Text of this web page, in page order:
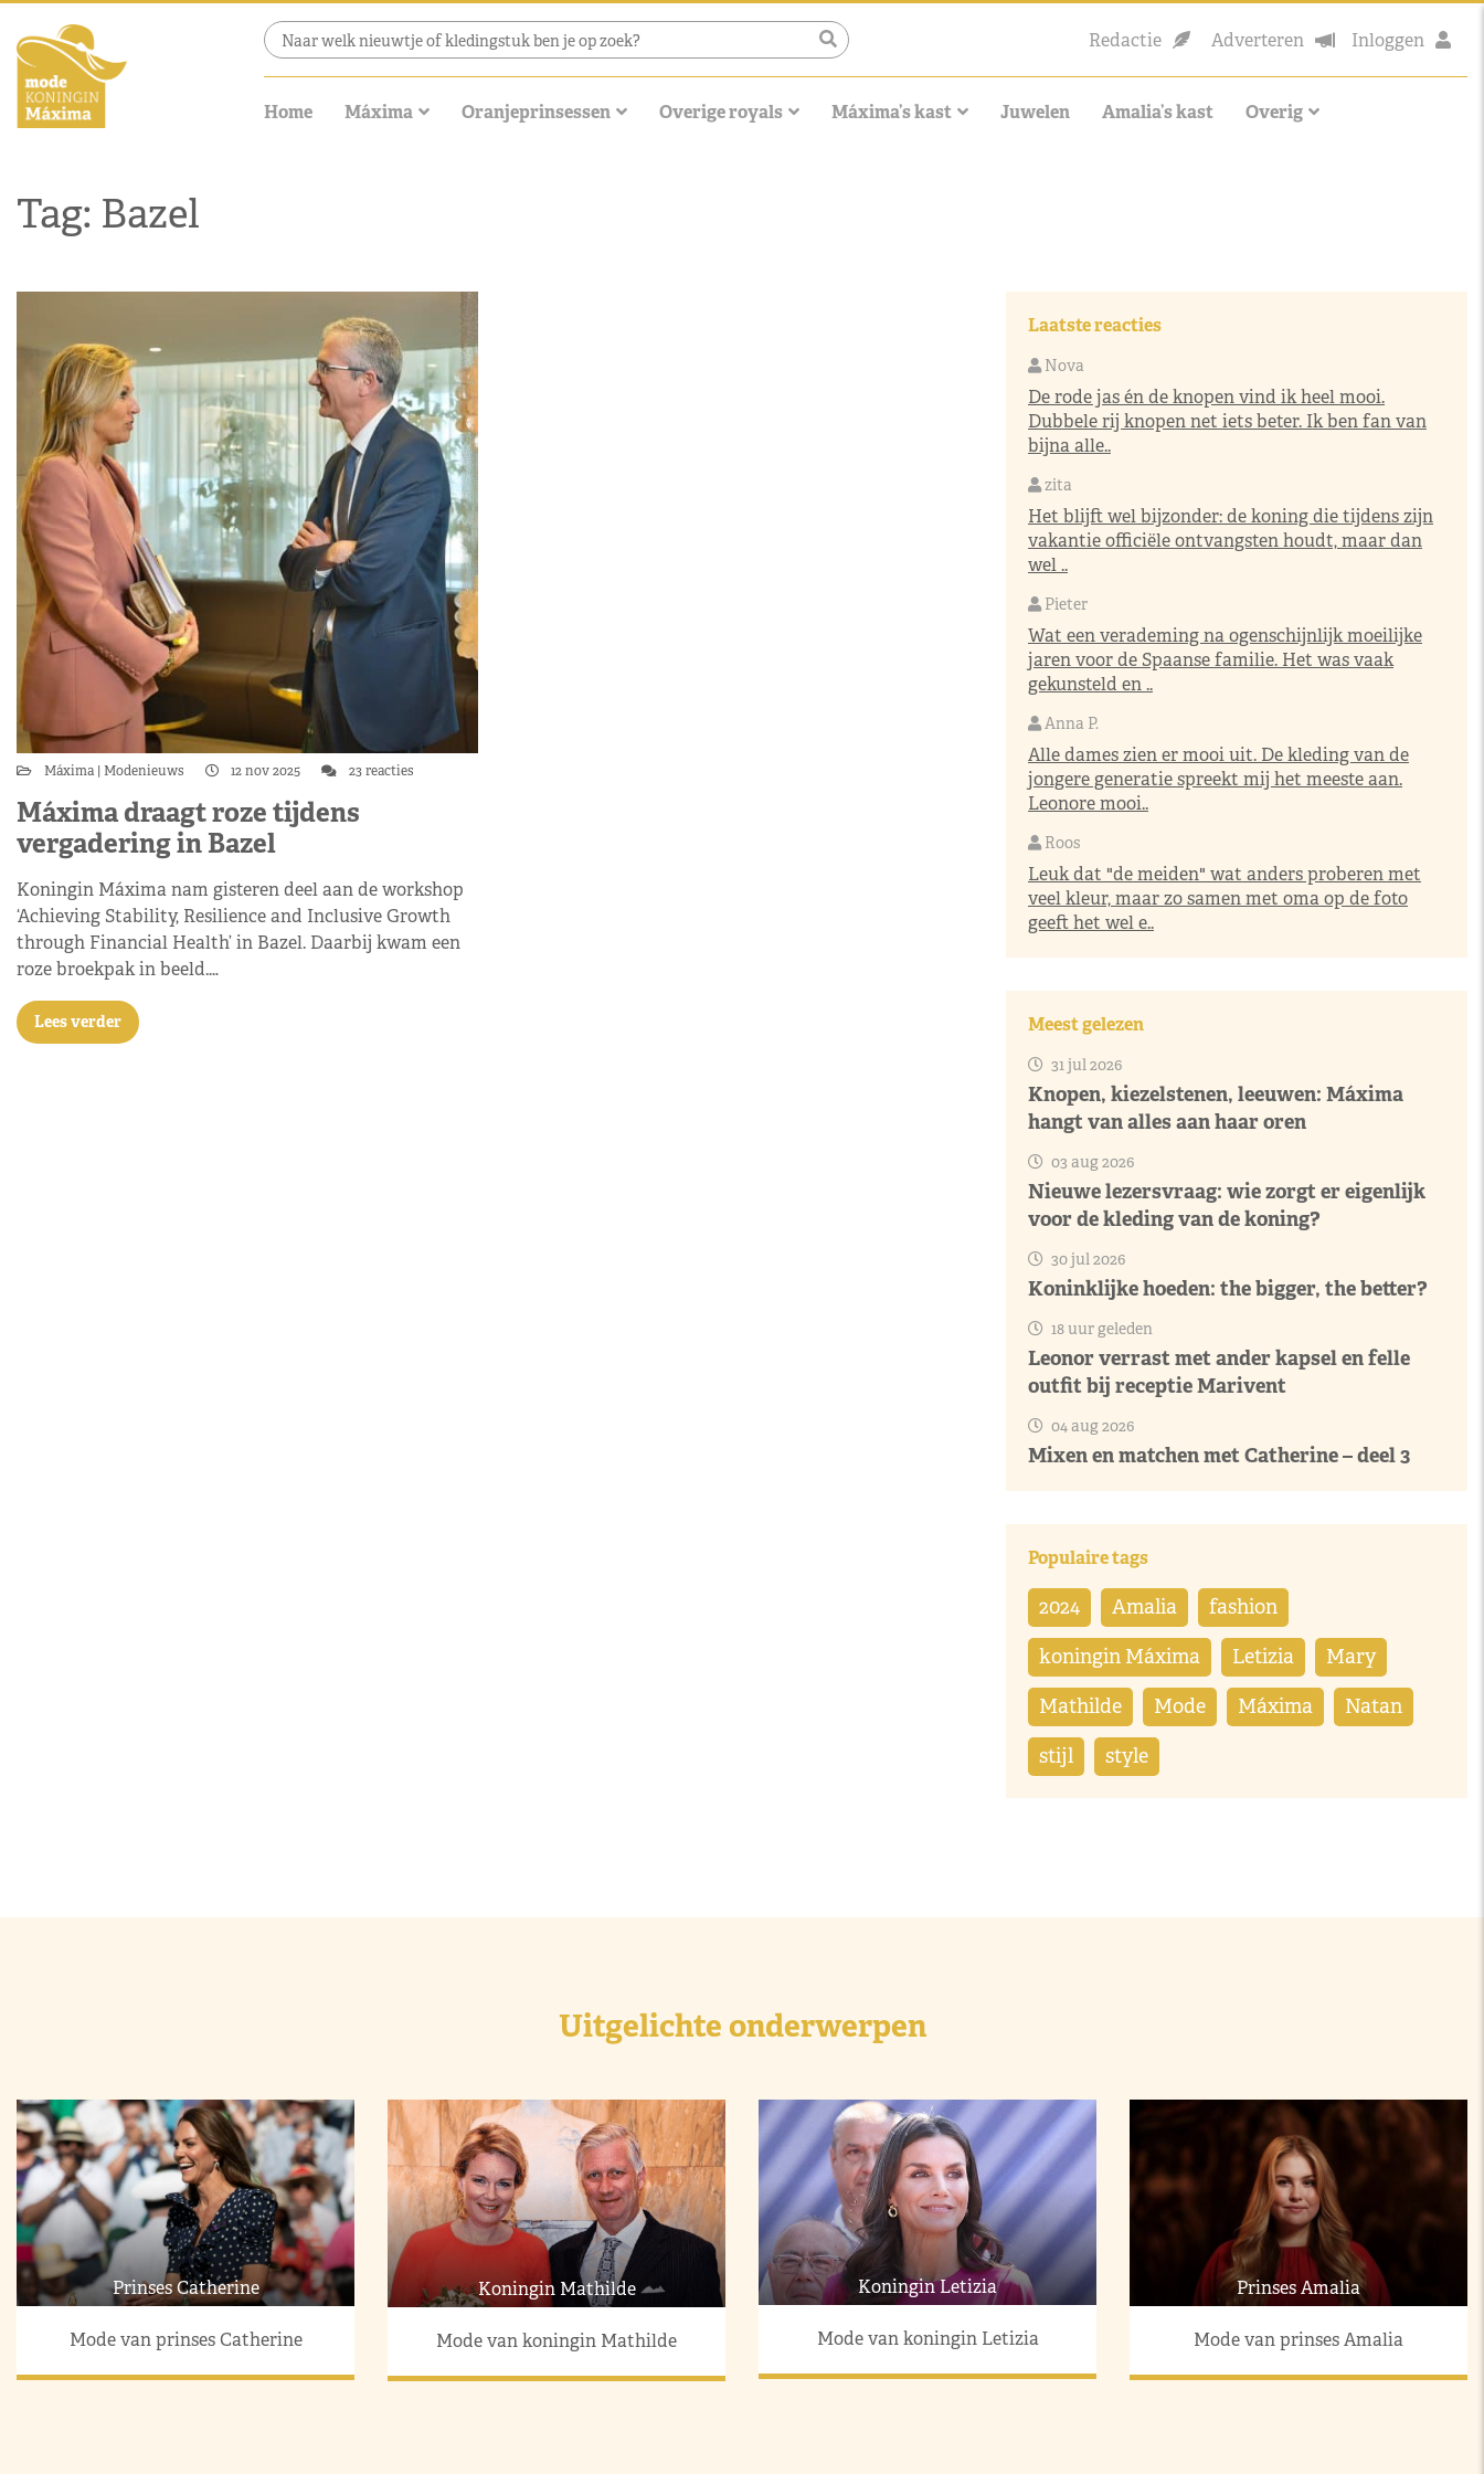
Redactie Adverteren Inloggen
Home Máxima Oranjeprinsessen Overige royals Máxima’s kast Juwelen Amalia’s kast Overig
Tag: Bazel
Máxima Modenieuws 12 nov 2025 23 reacties
Máxima draagt roze tijdens
vergadering in Bazel
Koningin Máxima nam gisteren deel aan de workshop
‘Achieving Stability, Resilience and Inclusive Growth
through Financial Health’ in Bazel. Daarbij kwam een
roze broekpak in beeld.…
Lees verder
Laatste reacties
Nova
De rode jas én de knopen vind ik heel mooi.
Dubbele rij knopen net iets beter. Ik ben fan van
bijna alle..
zita
Het blijft wel bijzonder: de koning die tijdens zijn
vakantie officiële ontvangsten houdt, maar dan
wel ..
Pieter
Wat een verademing na ogenschijnlijk moeilijke
jaren voor de Spaanse familie. Het was vaak
gekunsteld en ..
Anna P.
Alle dames zien er mooi uit. De kleding van de
jongere generatie spreekt mij het meeste aan.
Leonore mooi..
Roos
Leuk dat "de meiden" wat anders proberen met
veel kleur, maar zo samen met oma op de foto
geeft het wel e..
Meest gelezen
31 jul 2026
Knopen, kiezelstenen, leeuwen: Máxima
hangt van alles aan haar oren
03 aug 2026
Nieuwe lezersvraag: wie zorgt er eigenlijk
voor de kleding van de koning?
30 jul 2026
Koninklijke hoeden: the bigger, the better?
18 uur geleden
Leonor verrast met ander kapsel en felle
outfit bij receptie Marivent
04 aug 2026
Mixen en matchen met Catherine – deel 3
Populaire tags
2024 Amalia fashion
koningin Máxima Letizia Mary
Mathilde Mode Máxima Natan
stijl style
Uitgelichte onderwerpen
Prinses Catherine
Mode van prinses Catherine
Koningin Mathilde
Mode van koningin Mathilde
Koningin Letizia
Mode van koningin Letizia
Prinses Amalia
Mode van prinses Amalia